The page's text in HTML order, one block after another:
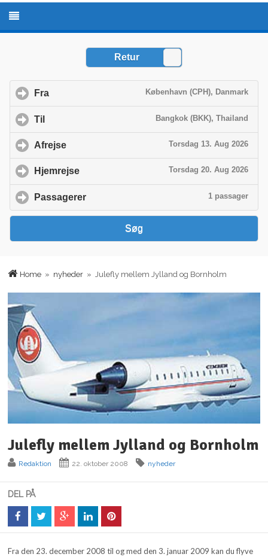
Home » nyheder » Julefly mellem Jylland og Bornholm
Julefly mellem Jylland og Bornholm
Redaktion 22. oktober 2008 nyheder
DEL PÅ
Fra den 23. december 2008 til og med den 3. januar 2009 kan du flyve